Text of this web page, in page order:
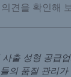
견을 확인해
출 성형 공급
의 품질 관리